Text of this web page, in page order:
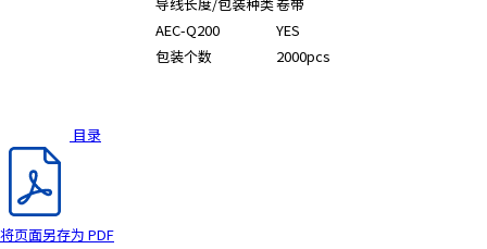
AEC-Q200
YES
包装个数
2000pcs
目录
将页面另存为 PDF